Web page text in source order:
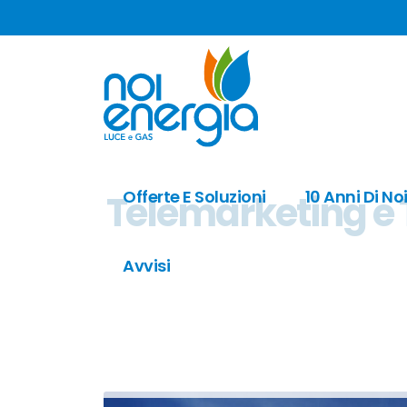
Offerte E Soluzioni 10 Anni Di Noi
Avvisi
Telemarketing e